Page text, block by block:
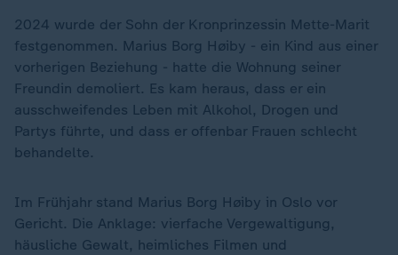
2024 wurde der Sohn der Kronprinzessin Mette-Marit
festgenommen. Marius Borg Høiby - ein Kind aus einer
vorherigen Beziehung - hatte die Wohnung seiner
Freundin demoliert. Es kam heraus, dass er ein
ausschweifendes Leben mit Alkohol, Drogen und
Partys führte, und dass er offenbar Frauen schlecht
behandelte.
Im Frühjahr stand Marius Borg Høiby in Oslo vor
Gericht. Die Anklage: vierfache Vergewaltigung,
häusliche Gewalt, heimliches Filmen und